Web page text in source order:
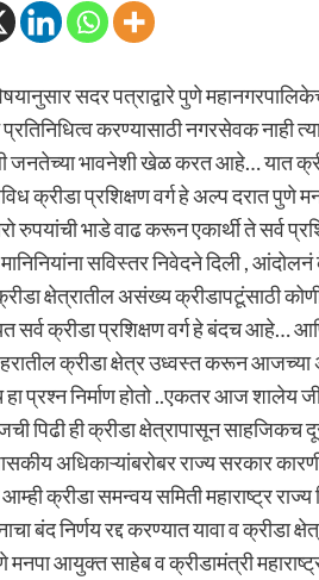
सदर पत्राद्वारे पुणे
करण्यासाठी नगरसेवक नाही
जनतेच्या भावनेशी खेळ करत आहे… यात
क्रीडा प्रशिक्षण वर्ग हे अल्प दरात
रुपयांची भाडे वाढ करून एकार्थी ते सर्व
सविस्तर निवेदने दिली ,
क्षेत्रातील असंख्य क्रीडापटूंसाठी
सर्व क्रीडा प्रशिक्षण वर्ग हे बंदच आहे…
क्रीडा क्षेत्र उध्वस्त करून आजच्या
प्रश्न निर्माण होतो ..एकतर आज शालेय
पिढी ही क्रीडा क्षेत्रापासून साहजिकच
अधिकाऱ्यांबरोबर राज्य सरकार
आम्ही क्रीडा समन्वय समिती महाराष्ट्र
बंद निर्णय रद्द करण्यात यावा व क्रीडा
मनपा आयुक्त साहेब व क्रीडामंत्री